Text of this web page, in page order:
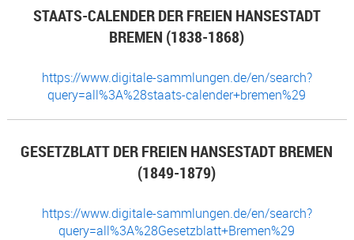
STAATS-CALENDER DER FREIEN HANSESTADT
BREMEN (1838-1868)
https://www.digitale-sammlungen.de/en/search?
query=all%3A%28staats-calender+bremen%29
GESETZBLATT DER FREIEN HANSESTADT BREMEN
(1849-1879)
https://www.digitale-sammlungen.de/en/search?
query=all%3A%28Gesetzblatt+Bremen%29